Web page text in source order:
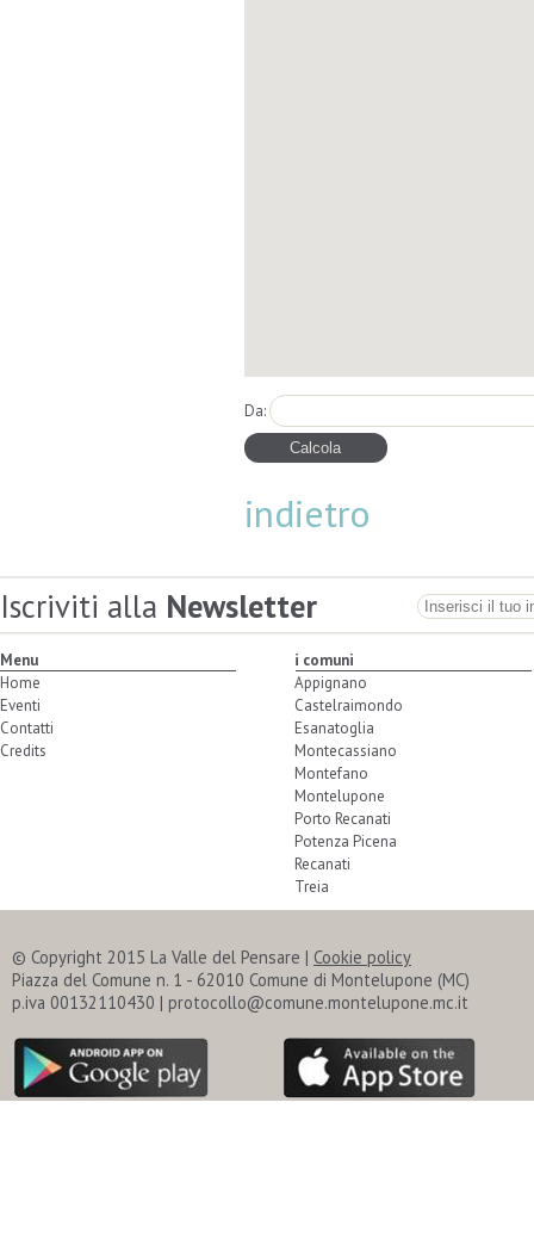
Da:
indietro
Iscriviti alla Newsletter
Menu
Home
Eventi
Contatti
Credits
i comuni
Appignano
Castelraimondo
Esanatoglia
Montecassiano
Montefano
Montelupone
Porto Recanati
Potenza Picena
Recanati
Treia
© Copyright 2015 La Valle del Pensare | Cookie policy
Piazza del Comune n. 1 - 62010 Comune di Montelupone (MC)
p.iva 00132110430 | protocollo@comune.montelupone.mc.it